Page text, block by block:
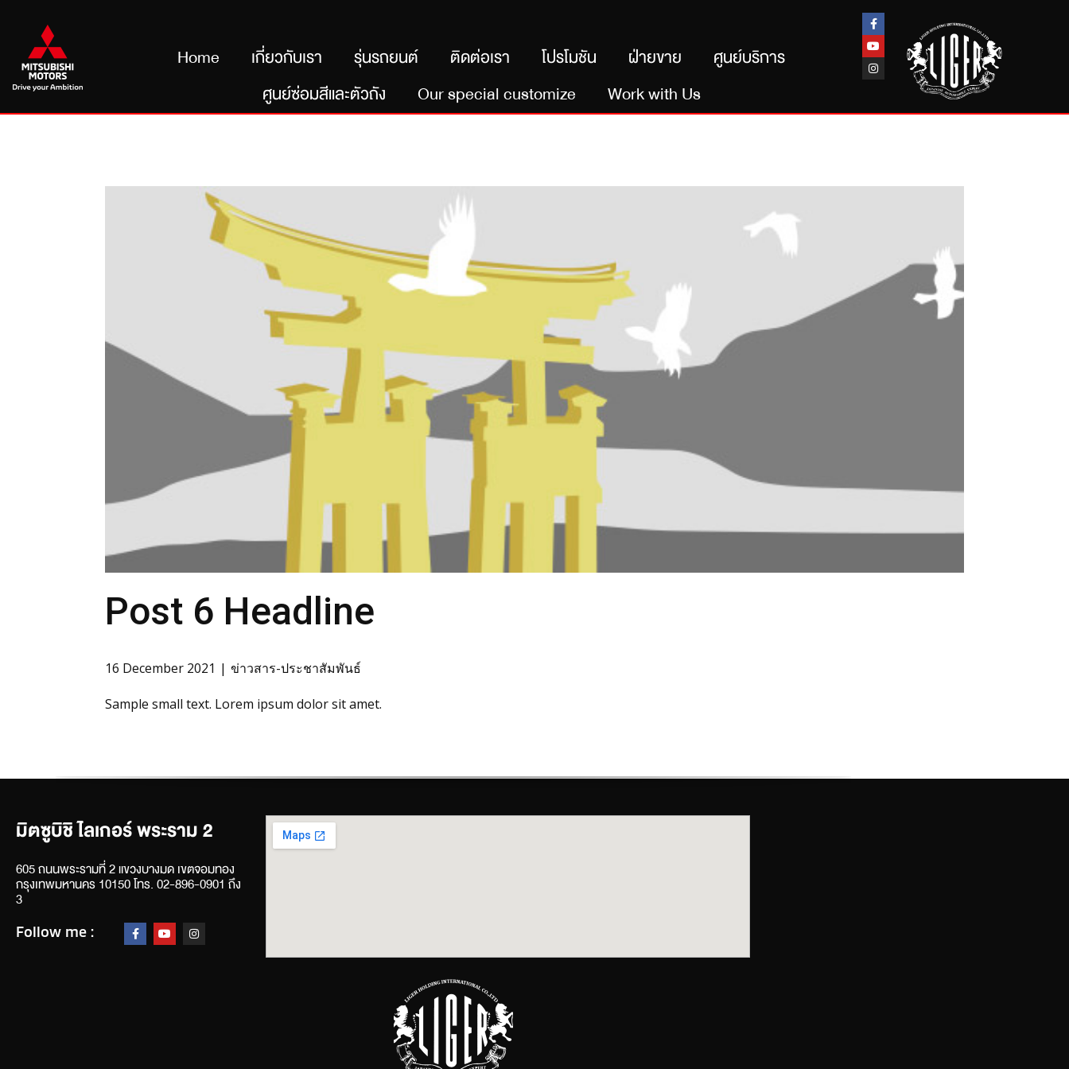
Home เกี่ยวกับเรา รุ่นรถยนต์ ติดต่อเรา โปรโมชัน ฝ่ายขาย
ศูนย์บริการ
ศูนย์ซ่อมสีและตัวถัง
Our special customize Work with Us
Post 6 Headline
16 December 2021 ข่าวสาร-ประชาสัมพันธ์
Sample small text. Lorem ipsum dolor sit amet.
มิตซูบิชิ ไลเกอร์ พระราม 2
605 ถนนพระรามที่ 2 แขวงบางมด เขตจอมทอง
กรุงเทพมหานคร 10150 โทร. 02-896-0901 ถึง
3
Follow me :